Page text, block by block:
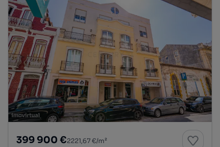
399 900 €2221,67 €/m²